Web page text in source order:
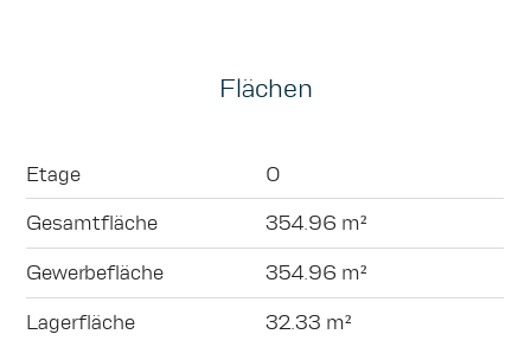
Flächen
Etage 0
Gesamtfläche 354.96 m²
Gewerbefläche 354.96 m²
Lagerfläche 32.33 m²